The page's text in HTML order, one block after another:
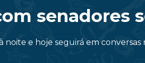
senadores
e hoje seguirá em